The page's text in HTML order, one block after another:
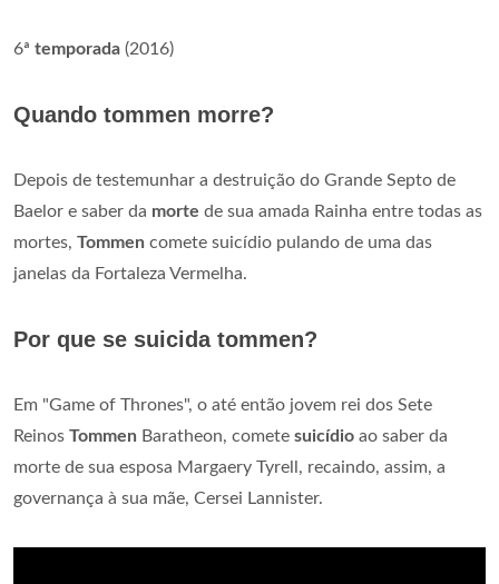
6ª temporada (2016)
Quando tommen morre?
Depois de testemunhar a destruição do Grande Septo de
Baelor e saber da morte de sua amada Rainha entre todas as
mortes, Tommen comete suicídio pulando de uma das
janelas da Fortaleza Vermelha.
Por que se suicida tommen?
Em "Game of Thrones", o até então jovem rei dos Sete
Reinos Tommen Baratheon, comete suicídio ao saber da
morte de sua esposa Margaery Tyrell, recaindo, assim, a
governança à sua mãe, Cersei Lannister.